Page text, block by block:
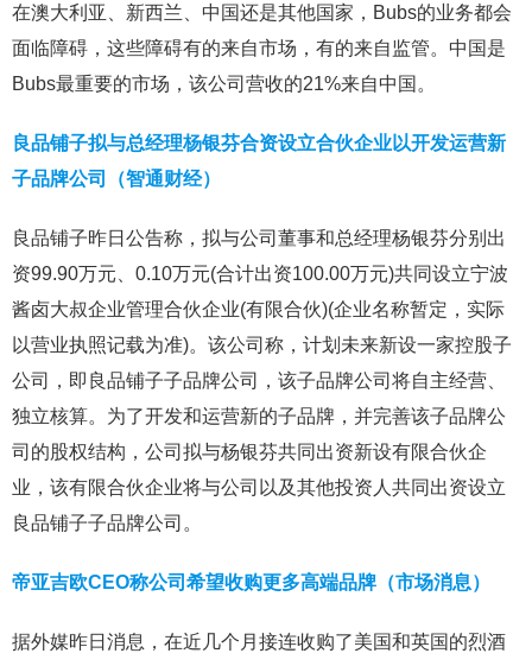
在澳大利亚、新西兰、中国还是其他国家，Bubs的业务都会
面临障碍，这些障碍有的来自市场，有的来自监管。中国是
Bubs最重要的市场，该公司营收的21%来自中国。
良品铺子拟与总经理杨银芬合资设立合伙企业以开发运营新
子品牌公司（智通财经）
良品铺子昨日公告称，拟与公司董事和总经理杨银芬分别出
资99.90万元、0.10万元(合计出资100.00万元)共同设立宁波
酱卤大叔企业管理合伙企业(有限合伙)(企业名称暂定，实际
以营业执照记载为准)。该公司称，计划未来新设一家控股子
公司，即良品铺子子品牌公司，该子品牌公司将自主经营、
独立核算。为了开发和运营新的子品牌，并完善该子品牌公
司的股权结构，公司拟与杨银芬共同出资新设有限合伙企
业，该有限合伙企业将与公司以及其他投资人共同出资设立
良品铺子子品牌公司。
帝亚吉欧CEO称公司希望收购更多高端品牌（市场消息）
据外媒昨日消息，在近几个月接连收购了美国和英国的烈酒